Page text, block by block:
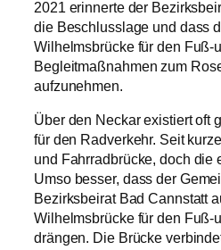
der Stadtverwaltung nicht
2021 erinnerte der
die Beschlusslage und dass
Wilhelmsbrücke für den Fuß-
Begleitmaßnahmen zum
aufzunehmen.
Über den Neckar existiert oft
für den Radverkehr. Seit
und Fahrradbrücke, doch die
Umso besser, dass der
Bezirksbeirat Bad Cannstatt
Wilhelmsbrücke für den Fuß-